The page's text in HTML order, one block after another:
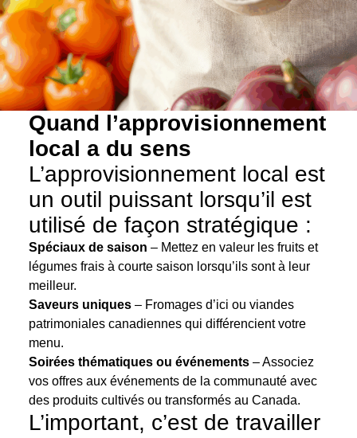
Quand l’approvisionnement
local a du sens
L’approvisionnement local est
un outil puissant lorsqu’il est
utilisé de façon stratégique :
Spéciaux de saison – Mettez en valeur les fruits et
légumes frais à courte saison lorsqu’ils sont à leur
meilleur.
Saveurs uniques– Fromages d’ici ou viandes
patrimoniales canadiennes qui différencient votre
menu.
Soirées thématiques ou événements– Associez
vos offres aux événements de la communauté avec
des produits cultivés ou transformés au Canada.
L’important, c’est de travailler